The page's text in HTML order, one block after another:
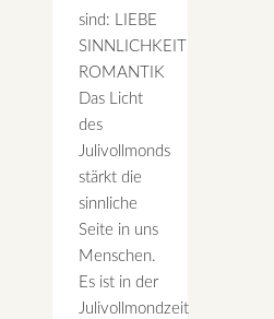
sind: LIEBE
SINNLICHKEIT
ROMANTIK
Das Licht
des
Julivollmonds
stärkt die
sinnliche
Seite in uns
Menschen.
Es ist in der
Julivollmondzeit